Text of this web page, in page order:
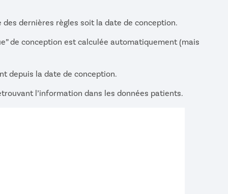
dernières règles soit la date de conception.
de conception est calculée automatiquement (mais
depuis la date de conception.
l’information dans les données patients.